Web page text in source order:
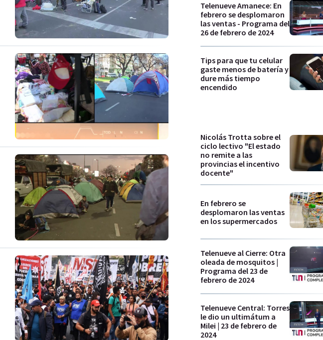
Telenueve Amanece: En
febrero se desplomaron
las ventas - Programa del
26 de febrero de 2024
Tips para que tu celular
gaste menos de batería y
dure más tiempo
encendido
Nicolás Trotta sobre el
ciclo lectivo "El estado
no remite a las
provincias el incentivo
docente"
En febrero se
desplomaron las ventas
en los supermercados
Telenueve al Cierre: Otra
oleada de mosquitos |
Programa del 23 de
febrero de 2024
Telenueve Central: Torres
le dio un ultimátum a
Milei | 23 de febrero de
2024